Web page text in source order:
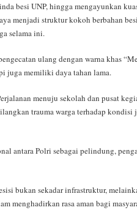
besi UNP, hingga mengayunkan
menjadi struktur kokoh berbahan
selama ini.
ulang dengan warna khas
juga memiliki daya tahan lama.
menuju sekolah dan pusat
trauma warga terhadap kondisi
antara Polri sebagai pelindung,
bukan sekadar infrastruktur,
menghadirkan rasa aman bagi